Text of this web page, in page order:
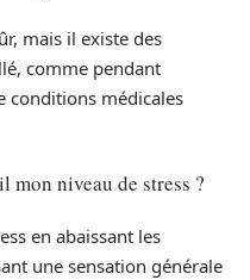
mais il existe des
comme pendant
conditions médicales
mon niveau de stress ?
en abaissant les
une sensation générale